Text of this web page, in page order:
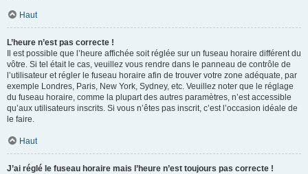
Haut
L’heure n’est pas correcte !
Il est possible que l’heure affichée soit réglée sur un fuseau horaire différent du
vôtre. Si tel était le cas, veuillez vous rendre dans le panneau de contrôle de
l’utilisateur et régler le fuseau horaire afin de trouver votre zone adéquate, par
exemple Londres, Paris, New York, Sydney, etc. Veuillez noter que le réglage
du fuseau horaire, comme la plupart des autres paramètres, n’est accessible
qu’aux utilisateurs inscrits. Si vous n’êtes pas inscrit, c’est l’occasion idéale de
le faire.
Haut
J’ai réglé le fuseau horaire mais l’heure n’est toujours pas correcte !